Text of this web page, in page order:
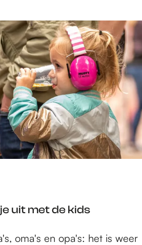
uit met de kids
oma's en opa's: het is weer